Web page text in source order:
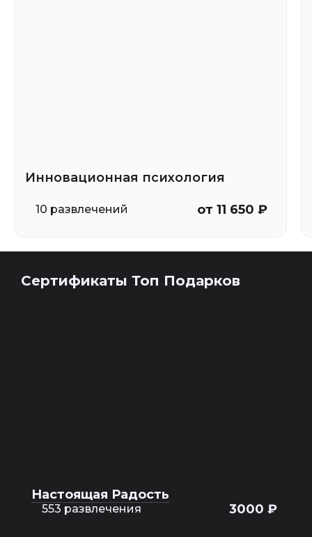
Инновационная психология
10 развлечений от 11 650 ₽
Сертификаты Топ Подарков
Настоящая Радость
553 развлечения 3000 ₽